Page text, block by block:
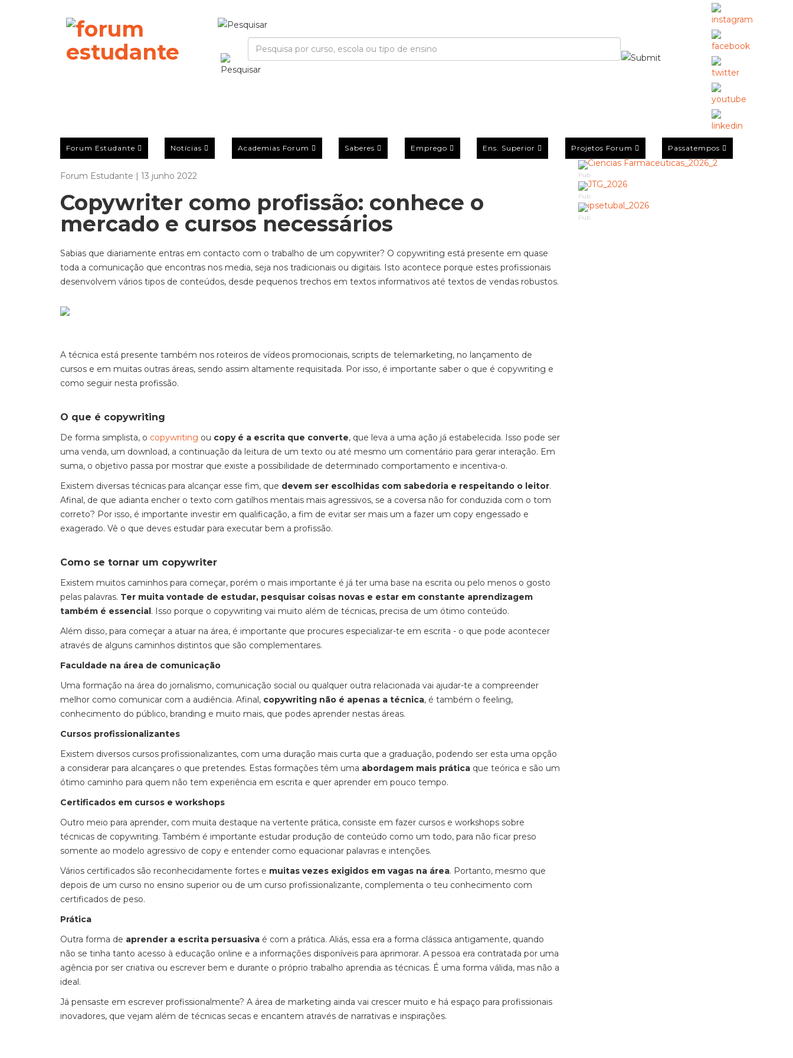
Forum Estudante Notícias Academias Forum Saberes Emprego Ens. Superior Projetos Forum Passatempos
Forum Estudante | 13 junho 2022
Copywriter como profissão: conhece o
mercado e cursos necessários
Sabias que diariamente entras em contacto com o trabalho de um copywriter? O copywriting está presente em quase
toda a comunicação que encontras nos media, seja nos tradicionais ou digitais. Isto acontece porque estes profissionais
desenvolvem vários tipos de conteúdos, desde pequenos trechos em textos informativos até textos de vendas robustos.
A técnica está presente também nos roteiros de vídeos promocionais, scripts de telemarketing, no lançamento de
cursos e em muitas outras áreas, sendo assim altamente requisitada. Por isso, é importante saber o que é copywriting e
como seguir nesta profissão.
O que é copywriting
De forma simplista, o copywriting ou copy é a escrita que converte, que leva a uma ação já estabelecida. Isso pode ser
uma venda, um download, a continuação da leitura de um texto ou até mesmo um comentário para gerar interação. Em
suma, o objetivo passa por mostrar que existe a possibilidade de determinado comportamento e incentiva-o.
Existem diversas técnicas para alcançar esse fim, que devem ser escolhidas com sabedoria e respeitando o leitor.
Afinal, de que adianta encher o texto com gatilhos mentais mais agressivos, se a coversa não for conduzida com o tom
correto? Por isso, é importante investir em qualificação, a fim de evitar ser mais um a fazer um copy engessado e
exagerado. Vê o que deves estudar para executar bem a profissão.
Como se tornar um copywriter
Existem muitos caminhos para começar, porém o mais importante é já ter uma base na escrita ou pelo menos o gosto
pelas palavras. Ter muita vontade de estudar, pesquisar coisas novas e estar em constante aprendizagem
também é essencial. Isso porque o copywriting vai muito além de técnicas, precisa de um ótimo conteúdo.
Além disso, para começar a atuar na área, é importante que procures especializar-te em escrita - o que pode acontecer
através de alguns caminhos distintos que são complementares.
Faculdade na área de comunicação
Uma formação na área do jornalismo, comunicação social ou qualquer outra relacionada vai ajudar-te a compreender
melhor como comunicar com a audiência. Afinal, copywriting não é apenas a técnica, é também o feeling,
conhecimento do público, branding e muito mais, que podes aprender nestas áreas.
Cursos profissionalizantes
Existem diversos cursos profissionalizantes, com uma duração mais curta que a graduação, podendo ser esta uma opção
a considerar para alcançares o que pretendes. Estas formações têm uma abordagem mais prática que teórica e são um
ótimo caminho para quem não tem experiência em escrita e quer aprender em pouco tempo.
Certificados em cursos e workshops
Outro meio para aprender, com muita destaque na vertente prática, consiste em fazer cursos e workshops sobre
técnicas de copywriting. Também é importante estudar produção de conteúdo como um todo, para não ficar preso
somente ao modelo agressivo de copy e entender como equacionar palavras e intenções.
Vários certificados são reconhecidamente fortes e muitas vezes exigidos em vagas na área. Portanto, mesmo que
depois de um curso no ensino superior ou de um curso profissionalizante, complementa o teu conhecimento com
certificados de peso.
Prática
Outra forma de aprender a escrita persuasiva é com a prática. Aliás, essa era a forma clássica antigamente, quando
não se tinha tanto acesso à educação online e a informações disponíveis para aprimorar. A pessoa era contratada por uma
agência por ser criativa ou escrever bem e durante o próprio trabalho aprendia as técnicas. É uma forma válida, mas não a
ideal.
Já pensaste em escrever profissionalmente? A área de marketing ainda vai crescer muito e há espaço para profissionais
inovadores, que vejam além de técnicas secas e encantem através de narrativas e inspirações.
Pub
Pub
Pub